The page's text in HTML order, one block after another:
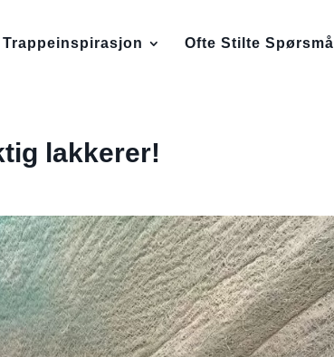
Trappeinspirasjon Ofte Stilte Spørsmål
lakkerer!